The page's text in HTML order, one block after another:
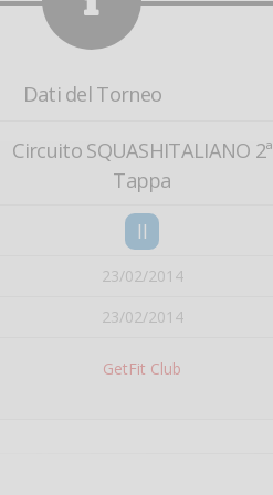
Dati del Torneo
Circuito SQUASHITALIANO 2ª
Tappa
II
23/02/2014
23/02/2014
GetFit Club